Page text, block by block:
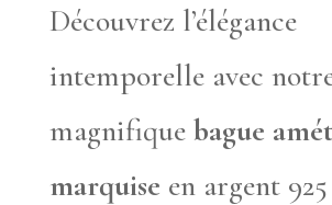
Découvrez l’élégance
intemporelle avec
magnifique bague
marquise en argent